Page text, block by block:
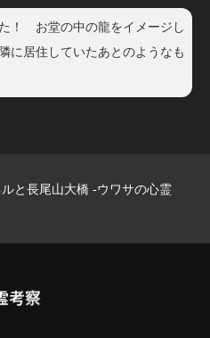
！ お堂の中の龍をイメージし
に居住していたあとのようなも
玄武洞公園 -ウ
考察